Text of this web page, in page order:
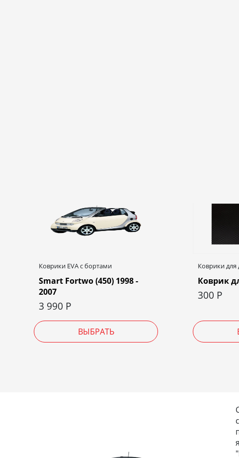
Коврики EVA c бортами
Smart Fortwo (450) 1998 -
2007
3 990 Р
ВЫБРАТЬ
Коврики для
Коврик
300 Р